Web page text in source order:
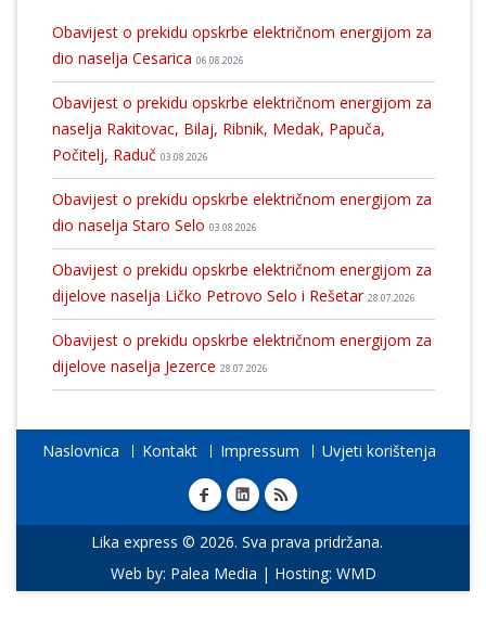
Obavijest o prekidu opskrbe električnom energijom za
dio naselja Cesarica 06.08.2026
Obavijest o prekidu opskrbe električnom energijom za
naselja Rakitovac, Bilaj, Ribnik, Medak, Papuča,
Počitelj, Raduč 03.08.2026
Obavijest o prekidu opskrbe električnom energijom za
dio naselja Staro Selo 03.08.2026
Obavijest o prekidu opskrbe električnom energijom za
dijelove naselja Ličko Petrovo Selo i Rešetar 28.07.2026
Obavijest o prekidu opskrbe električnom energijom za
dijelove naselja Jezerce 28.07.2026
Naslovnica Kontakt Impressum Uvjeti korištenja
Lika express © 2026. Sva prava pridržana.
Web by: Palea Media | Hosting: WMD